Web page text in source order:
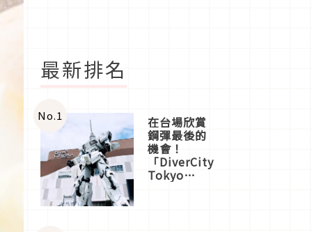
最新排名
No.1 在台場欣賞
鋼彈最後的
機會！
「DiverCity
Tokyo